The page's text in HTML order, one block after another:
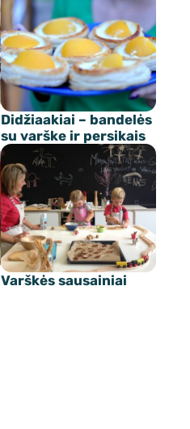
Didžiaakiai – bandelės
su varške ir persikais
Varškės sausainiai